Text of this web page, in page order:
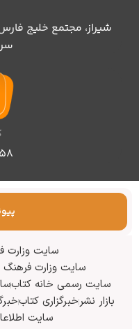
سایت وزارت
سایت وزارت فرهنگ
سایت رسمی خانه کتاب
بازار نشرخبرگزاری کتاب
سایت